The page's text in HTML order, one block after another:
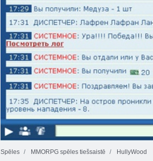
Spēles MMORPG spēles tiešsaistē HullyWood